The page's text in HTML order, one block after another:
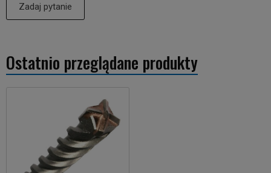
Zadaj pytanie
Ostatnio przeglądane produkty